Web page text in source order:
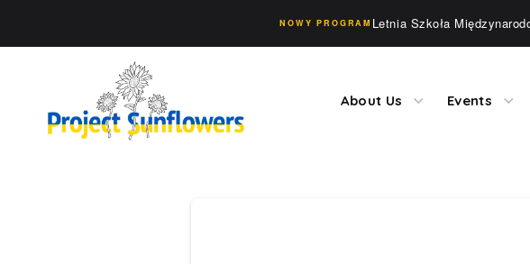
NOWY PROGRAM Letnia Szkoła
About Us Events